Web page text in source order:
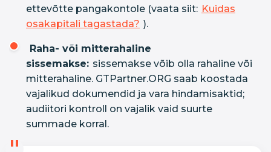
ettevõtte pangakontole (vaata siit: Kuidas
osakapitali tagastada? ).
Raha- või mitterahaline
sissemakse: sissemakse võib olla rahaline või
mitterahaline. GTPartner.ORG saab koostada
vajalikud dokumendid ja vara hindamisaktid;
audiitori kontroll on vajalik vaid suurte
summade korral.